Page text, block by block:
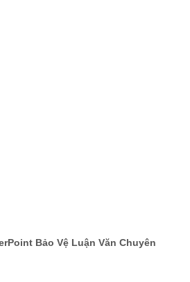
Bảo Vệ Luận Văn Chuyên